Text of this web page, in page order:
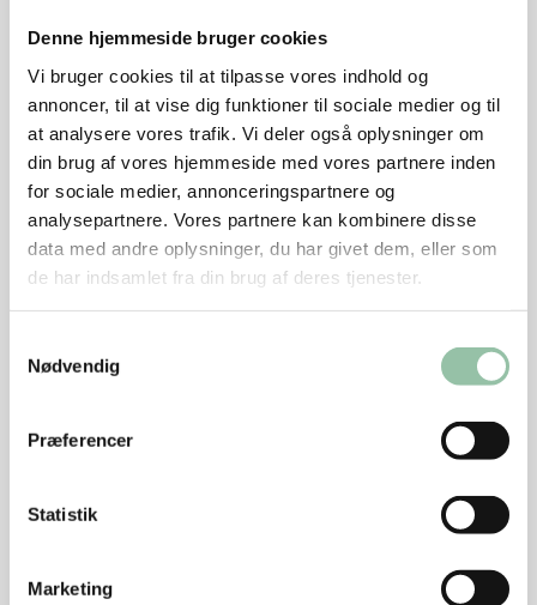
Denne hjemmeside bruger cookies
Vi bruger cookies til at tilpasse vores indhold og
annoncer, til at vise dig funktioner til sociale medier og til
at analysere vores trafik. Vi deler også oplysninger om
din brug af vores hjemmeside med vores partnere inden
for sociale medier, annonceringspartnere og
analysepartnere. Vores partnere kan kombinere disse
data med andre oplysninger, du har givet dem, eller som
de har indsamlet fra din brug af deres tjenester.
Nødvendig
Præferencer
Statistik
Marketing
Skærevejledning
Grundtilberedningsanvisning i gryde